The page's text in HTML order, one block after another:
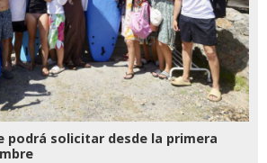
podrá solicitar desde la primera